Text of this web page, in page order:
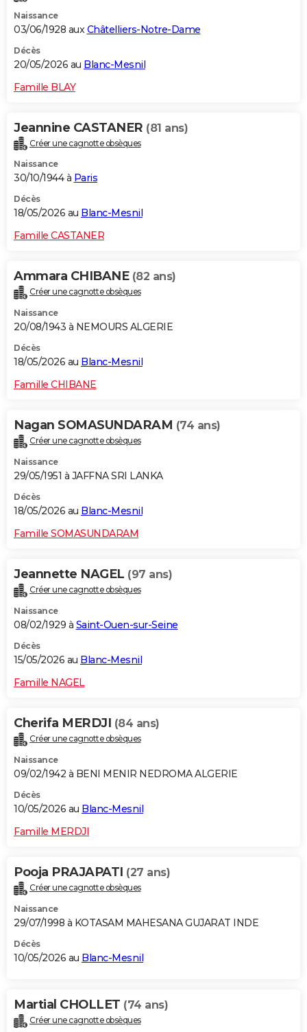
Naissance
03/06/1928 aux Châtelliers-Notre-Dame
Décès
20/05/2026 au Blanc-Mesnil
Famille BLAY
Jeannine CASTANER (81 ans)
Créer une cagnotte obsèques
Naissance
30/10/1944 à Paris
Décès
18/05/2026 au Blanc-Mesnil
Famille CASTANER
Ammara CHIBANE (82 ans)
Créer une cagnotte obsèques
Naissance
20/08/1943 à NEMOURS ALGERIE
Décès
18/05/2026 au Blanc-Mesnil
Famille CHIBANE
Nagan SOMASUNDARAM (74 ans)
Créer une cagnotte obsèques
Naissance
29/05/1951 à JAFFNA SRI LANKA
Décès
18/05/2026 au Blanc-Mesnil
Famille SOMASUNDARAM
Jeannette NAGEL (97 ans)
Créer une cagnotte obsèques
Naissance
08/02/1929 à Saint-Ouen-sur-Seine
Décès
15/05/2026 au Blanc-Mesnil
Famille NAGEL
Cherifa MERDJI (84 ans)
Créer une cagnotte obsèques
Naissance
09/02/1942 à BENI MENIR NEDROMA ALGERIE
Décès
10/05/2026 au Blanc-Mesnil
Famille MERDJI
Pooja PRAJAPATI (27 ans)
Créer une cagnotte obsèques
Naissance
29/07/1998 à KOTASAM MAHESANA GUJARAT INDE
Décès
10/05/2026 au Blanc-Mesnil
Martial CHOLLET (74 ans)
Créer une cagnotte obsèques